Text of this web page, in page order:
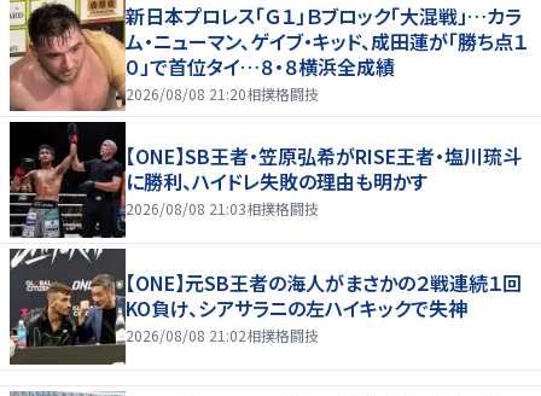
新日本プロレス「Ｇ１」Ｂブロック「大混戦」…カラ
ム・ニューマン、ゲイブ・キッド、成田蓮が「勝ち点１
０」で首位タイ…８・８横浜全成績
2026/08/08 21:20相撲格闘技
【ONE】SB王者・笠原弘希がRISE王者・塩川琉斗
に勝利、ハイドレ失敗の理由も明かす
2026/08/08 21:03相撲格闘技
【ONE】元SB王者の海人がまさかの２戦連続１回
KO負け、シアサラニの左ハイキックで失神
2026/08/08 21:02相撲格闘技